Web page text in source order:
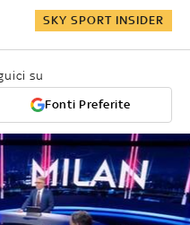
SKY SPORT INSIDER
su
Fonti Preferite